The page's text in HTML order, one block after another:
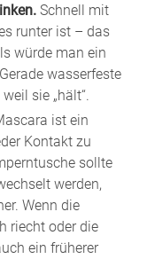
Schnell mit
runter ist – das
würde man ein
wasserfeste
sie „hält“.
ist ein
Kontakt zu
sollte
werden,
Wenn die
riecht oder die
ein früherer